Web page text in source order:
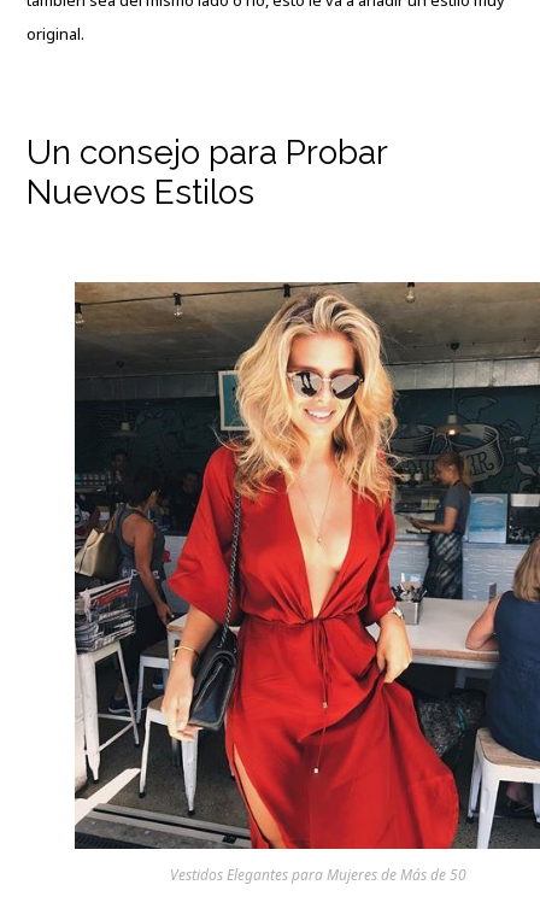
original.
Un consejo para Probar
Nuevos Estilos
Vestidos Elegantes para Mujeres de Más de 50